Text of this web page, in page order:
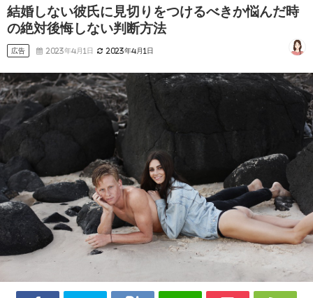
結婚しない彼氏に見切りをつけるべきか悩んだ時
の絶対後悔しない判断方法
広告 2023年4月1日 2023年4月1日